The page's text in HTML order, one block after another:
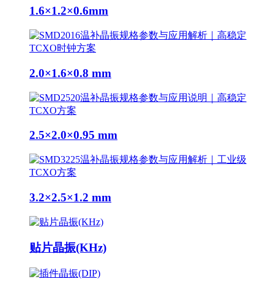
1.6×1.2×0.6mm
2.0×1.6×0.8 mm
2.5×2.0×0.95 mm
3.2×2.5×1.2 mm
贴片晶振(KHz)